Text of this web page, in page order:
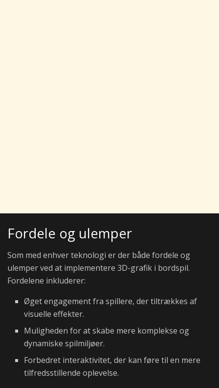
Fordele og ulemper
Som med enhver teknologi er der både fordele og
ulemper ved at implementere 3D-grafik i bordspil.
Fordelene inkluderer:
Øget engagement fra spillere, der tiltrækkes af
visuelle effekter.
Muligheden for at skabe mere komplekse og
dynamiske spilmiljøer.
Forbedret interaktivitet, der kan føre til en mere
tilfredsstillende oplevelse.